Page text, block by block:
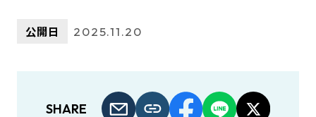
公開日 2025.11.20
SHARE